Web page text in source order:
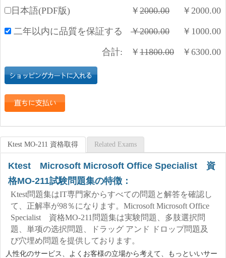
日本語(PDF版) ￥ 2000.00 ￥ 2000.00
二年以内に品質を保証する ￥2000.00 ￥ 1000.00
合計: ￥ 11800.00 ￥ 6300.00
Ktest MO-211 資格取得 Related Exams
Ktest Microsoft Microsoft Office Specialist 資
格MO-211試験問題集の特徴：
Ktest問題集はIT専門家からすべての問題と解答を確認し
て、正解率が98％になります。Microsoft Microsoft Office
Specialist 資格MO-211問題集は実験問題、多肢選択問
題、単项の选択問題、ドラッグ アンド ドロップ問題及
び穴埋め問題を提供しております。
人性化のサービス、よくお客様の立場から考えて、もっといいサー